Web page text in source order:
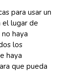
para usar un
lugar de
haya
los
haya
que pueda